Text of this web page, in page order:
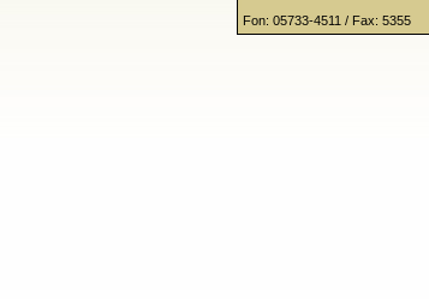
Fon: 05733-4511 / Fax: 5355